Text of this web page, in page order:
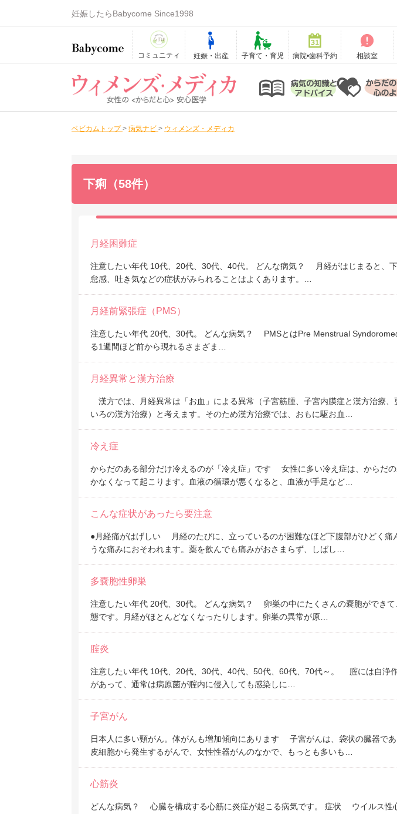
妊娠したらBabycome Since1998
コミュニティ 妊娠・出産 子育て・育児 病院•歯科予約 相談室
ベビカムトップ > 病気ナビ > ウィメンズ・メディカ
下痢（58件）
月経困難症
注意したい年代 10代、20代、30代、40代。 どんな病気？ 月経がはじまると、
怠感、吐き気などの症状がみられることはよくあります。…
月経前緊張症（PMS）
注意したい年代 20代、30代。 どんな病気？ PMSとはPre Menstrual Syndorome
る1週間ほど前から現れるさまざま…
月経異常と漢方治療
漢方では、月経異常は「お血」による異常（子宮筋腫、子宮内膜症と漢方治療、
いろの漢方治療）と考えます。そのため漢方治療では、おもに駆お血…
冷え症
からだのある部分だけ冷えるのが「冷え症」です 女性に多い冷え症は、からだ
かなくなって起こります。血液の循環が悪くなると、血液が手足など…
こんな症状があったら要注意
●月経痛がはげしい 月経のたびに、立っているのが困難なほど下腹部がひどく痛
うな痛みにおそわれます。薬を飲んでも痛みがおさまらず、しばし…
多嚢胞性卵巣
注意したい年代 20代、30代。 どんな病気？ 卵巣の中にたくさんの嚢胞ができて
態です。月経がほとんどなくなったりします。卵巣の異常が原…
腟炎
注意したい年代 10代、20代、30代、40代、50代、60代、70代～。 腟には自浄作
があって、通常は病原菌が腟内に侵入しても感染しに…
子宮がん
日本人に多い頸がん。体がんも増加傾向にあります 子宮がんは、袋状の臓器で
皮細胞から発生するがんで、女性性器がんのなかで、もっとも多いも…
心筋炎
どんな病気？ 心臓を構成する心筋に炎症が起こる病気です。 症状 ウイルス性